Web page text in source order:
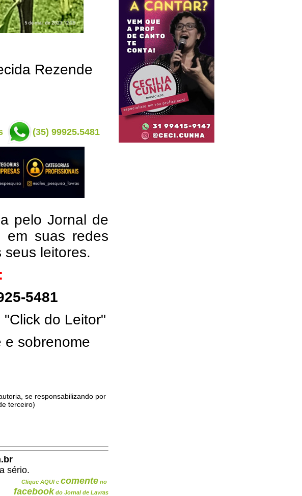
Rezende
(35) 99925.5481
pelo Jornal de
em suas redes
seus leitores.
5481
do Leitor"
e sobrenome
se responsabilizando por
terceiro)
sério.
Clique AQUI e comente no
facebook do Jornal de Lavras